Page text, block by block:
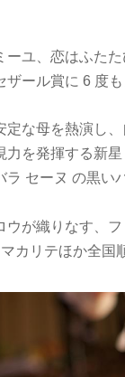
ーユ、恋はふた
ール賞に 6 度
な母を熱演し
を発揮する新
セーヌ の黒い
が織りなす、
カリテほか全国